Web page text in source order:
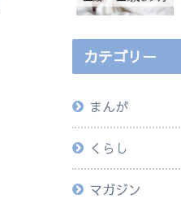
カテゴリー
まんが
くらし
マガジン